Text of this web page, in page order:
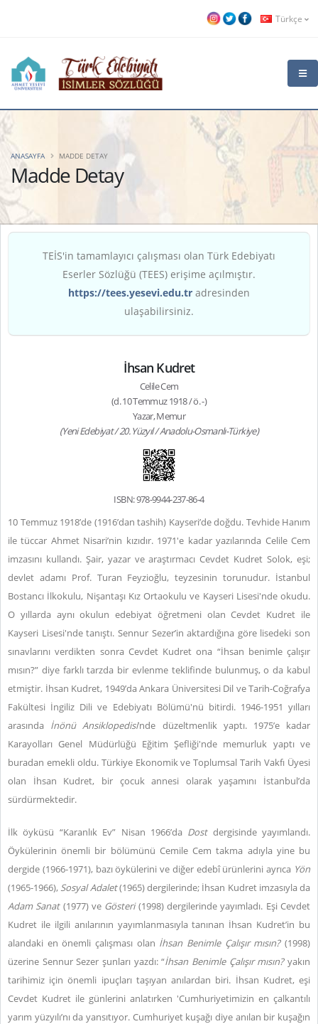
Türkçe
Madde Detay
ANASAYFA MADDE DETAY
TEİS'in tamamlayıcı çalışması olan Türk Edebiyatı
Eserler Sözlüğü (TEES) erişime açılmıştır.
https://tees.yesevi.edu.tr adresinden
ulaşabilirsiniz.
İhsan Kudret
Celile Cem
(d. 10 Temmuz 1918 / ö. -)
Yazar, Memur
(Yeni Edebiyat / 20. Yüzyıl / Anadolu-Osmanlı-Türkiye)
ISBN: 978-9944-237-86-4
10 Temmuz 1918’de (1916’dan tashih) Kayseri’de doğdu. Tevhide Hanım
ile tüccar Ahmet Nisari’nin kızıdır. 1971'e kadar yazılarında Celile Cem
imzasını kullandı. Şair, yazar ve araştırmacı Cevdet Kudret Solok, eşi;
devlet adamı Prof. Turan Feyzioğlu, teyzesinin torunudur. İstanbul
Bostancı İlkokulu, Nişantaşı Kız Ortaokulu ve Kayseri Lisesi'nde okudu.
O yıllarda aynı okulun edebiyat öğretmeni olan Cevdet Kudret ile
Kayseri Lisesi'nde tanıştı. Sennur Sezer’in aktardığına göre lisedeki son
sınavlarını verdikten sonra Cevdet Kudret ona “İhsan benimle çalışır
mısın?” diye farklı tarzda bir evlenme teklifinde bulunmuş, o da kabul
etmiştir. İhsan Kudret, 1949’da Ankara Üniversitesi Dil ve Tarih-Coğrafya
Fakültesi İngiliz Dili ve Edebiyatı Bölümü'nü bitirdi. 1946-1951 yılları
arasında İnönü Ansiklopedisi’nde düzeltmenlik yaptı. 1975’e kadar
Karayolları Genel Müdürlüğü Eğitim Şefliği'nde memurluk yaptı ve
buradan emekli oldu. Türkiye Ekonomik ve Toplumsal Tarih Vakfı Üyesi
olan İhsan Kudret, bir çocuk annesi olarak yaşamını İstanbul’da
sürdürmektedir.
İlk öyküsü “Karanlık Ev” Nisan 1966’da Dost dergisinde yayımlandı.
Öykülerinin önemli bir bölümünü Cemile Cem takma adıyla yine bu
dergide (1966-1971), bazı öykülerini ve diğer edebî ürünlerini ayrıca Yön
(1965-1966), Sosyal Adalet(1965) dergilerinde; İhsan Kudret imzasıyla da
Adam Sanat(1977) ve Gösteri(1998) dergilerinde yayımladı. Eşi Cevdet
Kudret ile ilgili anılarının yayımlanmasıyla tanınan İhsan Kudret’in bu
alandaki en önemli çalışması olan İhsan Benimle Çalışır mısın?(1998)
üzerine Sennur Sezer şunları yazdı: “İhsan Benimle Çalışır mısın?yakın
tarihimiz için önemli ipuçları taşıyan anılardan biri. İhsan Kudret, eşi
Cevdet Kudret ile günlerini anlatırken 'Cumhuriyetimizin en çalkantılı
yarım yüzyılı’nı da yansıtıyor. Cumhuriyet kuşağı diye anılan bir kuşağın